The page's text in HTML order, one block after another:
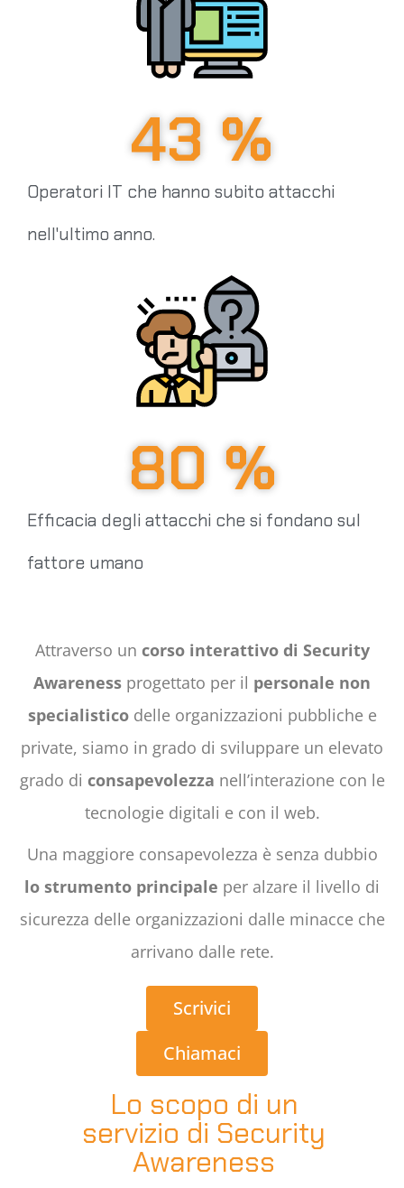
Operatori IT che hanno subito attacchi
nell'ultimo anno.
43 %
Efficacia degli attacchi che si fondano sul
fattore umano
80 %
Attraverso un corso interattivo di Security
Awareness progettato per il personale non
specialisticodelle organizzazioni pubbliche e
private, siamo in grado di sviluppare un elevato
grado di consapevolezza nell’interazione con le
tecnologie digitali e con il web.
Una maggiore consapevolezza è senza dubbio
lo strumento principale per alzare il livello di
sicurezza delle organizzazioni dalle minacce che
arrivano dalle rete.
Scrivici
Chiamaci
Lo scopo di un
servizio di Security
Awareness